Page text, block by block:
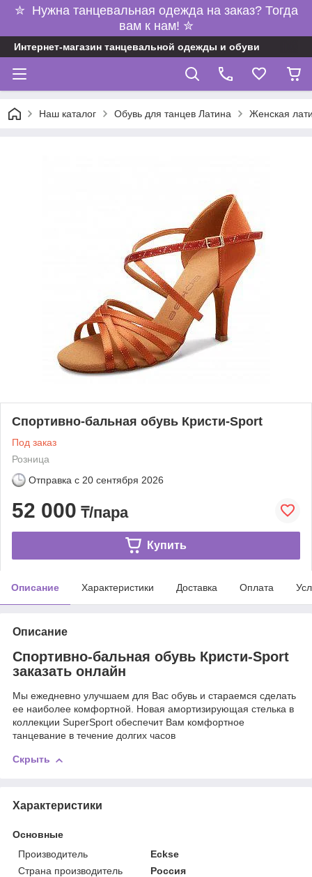
✮ Нужна танцевальная одежда на заказ? Тогда
вам к нам! ✮
Интернет-магазин танцевальной одежды и обуви
Наш каталог Обувь для танцев Латина Женская
Спортивно-бальная обувь Кристи-Sport
Под заказ
Розница
Отправка с 20 сентября 2026
52 000 ₸/пара
Купить
Описание Характеристики Доставка Оплата
Описание
Спортивно-бальная обувь Кристи-Sport
заказать онлайн
Мы ежедневно улучшаем для Вас обувь и стараемся сделать
ее наиболее комфортной. Новая амортизирующая стелька в
коллекции SuperSport обеспечит Вам комфортное
танцевание в течение долгих часов
Скрыть
Характеристики
Основные
Производитель
Eckse
Страна производитель
Россия